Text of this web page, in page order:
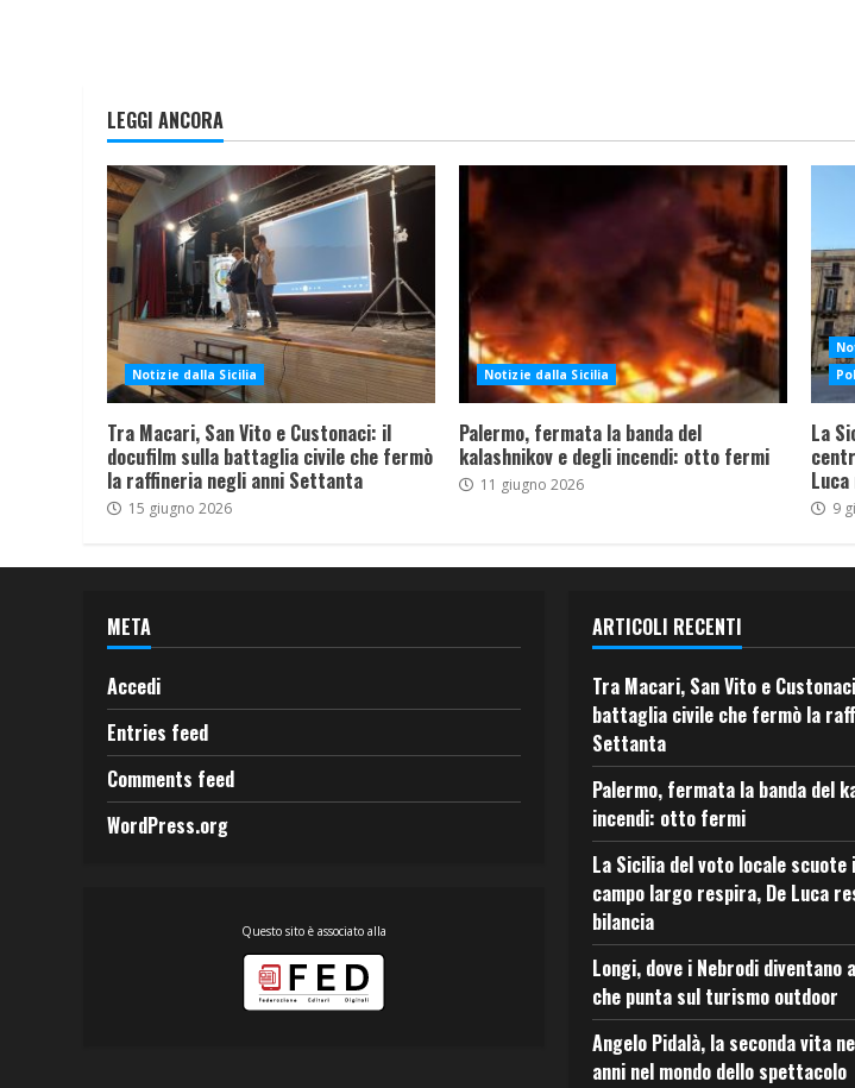
LEGGI ANCORA
Notizie dalla Sicilia
Tra Macari, San Vito e Custonaci: il
docufilm sulla battaglia civile che fermò
la raffineria negli anni Settanta
15 giugno 2026
Notizie dalla Sicilia
Palermo, fermata la banda del
kalashnikov e degli incendi: otto fermi
11 giugno 2026
La
9
META
Accedi
Entries feed
Comments feed
WordPress.org
Questo sito è associato alla
ARTICOLI RECENTI
Tra Macari, San Vito e
battaglia civile che fermò la
Settanta
Palermo, fermata la banda del
incendi: otto fermi
La Sicilia del voto locale
campo largo respira, De Luca
bilancia
Longi, dove i Nebrodi
che punta sul turismo outdoor
Angelo Pidalà, la seconda vita
anni nel mondo dello spettacolo